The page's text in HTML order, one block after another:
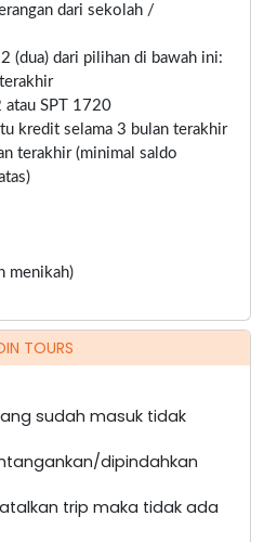
dari sekolah /
(dua) dari pilihan di bawah ini:
SPT 1720
kredit selama 3 bulan terakhir
terakhir (minimal saldo
menikah)
TOURS
sudah masuk tidak
dipindahkan
trip maka tidak ada